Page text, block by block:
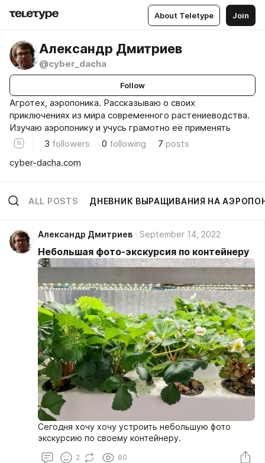
About Teletype Join
Александр Дмитриев
@cyber_dacha
Follow
Агротех, аэропоника. Рассказываю о своих
приключениях из мира современного растениеводства.
Изучаю аэропонику и учусь грамотно её применять
3 followers 0 following 7 posts
cyber-dacha.com
ALL POSTS ДНЕВНИК ВЫРАЩИВАНИЯ НА
Александр Дмитриев September 14, 2022
Небольшая фото-экскурсия по контейнеру
Сегодня хочу хочу устроить небольшую фото
экскурсию по своему контейнеру.
2 80